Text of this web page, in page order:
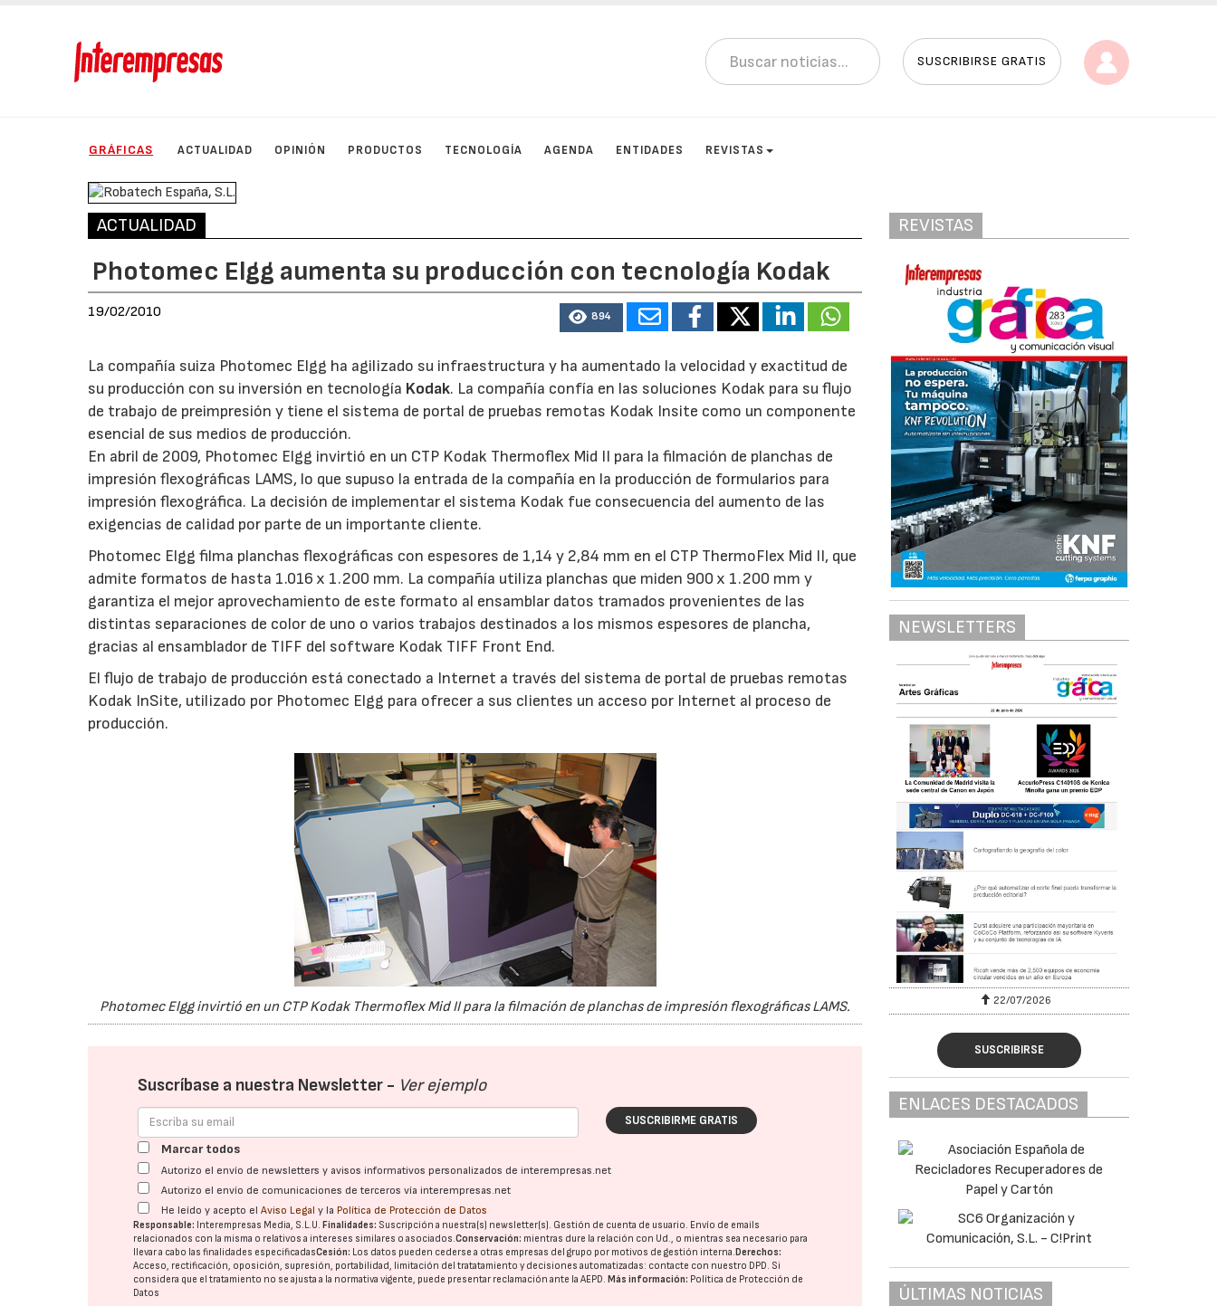
SUSCRIBIRSE GRATIS
GRÁFICAS ACTUALIDAD OPINIÓN PRODUCTOS TECNOLOGÍA AGENDA ENTIDADES REVISTAS
ACTUALIDAD
Photomec Elgg aumenta su producción con tecnología Kodak
19/02/2010 894
La compañía suiza Photomec Elgg ha agilizado su infraestructura y ha aumentado la velocidad y exactitud de
su producción con su inversión en tecnología Kodak. La compañía confía en las soluciones Kodak para su flujo
de trabajo de preimpresión y tiene el sistema de portal de pruebas remotas Kodak Insite como un componente
esencial de sus medios de producción.
En abril de 2009, Photomec Elgg invirtió en un CTP Kodak Thermoflex Mid II para la filmación de planchas de
impresión flexográficas LAMS, lo que supuso la entrada de la compañía en la producción de formularios para
impresión flexográfica. La decisión de implementar el sistema Kodak fue consecuencia del aumento de las
exigencias de calidad por parte de un importante cliente.
Photomec Elgg filma planchas flexográficas con espesores de 1,14 y 2,84 mm en el CTP ThermoFlex Mid II, que
admite formatos de hasta 1.016 x 1.200 mm. La compañía utiliza planchas que miden 900 x 1.200 mm y
garantiza el mejor aprovechamiento de este formato al ensamblar datos tramados provenientes de las
distintas separaciones de color de uno o varios trabajos destinados a los mismos espesores de plancha,
gracias al ensamblador de TIFF del software Kodak TIFF Front End.
El flujo de trabajo de producción está conectado a Internet a través del sistema de portal de pruebas remotas
Kodak InSite, utilizado por Photomec Elgg para ofrecer a sus clientes un acceso por Internet al proceso de
producción.
Photomec Elgg invirtió en un CTP Kodak Thermoflex Mid II para la filmación de planchas de impresión flexográficas LAMS.
Suscríbase a nuestra Newsletter - Ver ejemplo
SUSCRIBIRME GRATIS
Marcar todos
Autorizo el envío de newsletters y avisos informativos personalizados de interempresas.net
Autorizo el envío de comunicaciones de terceros vía interempresas.net
He leído y acepto elAviso Legal y la Política de Protección de Datos
Responsable: Interempresas Media, S.L.U.Finalidades: Suscripción a nuestra(s) newsletter(s). Gestión de cuenta de usuario. Envío de emails
relacionados con la misma o relativos a intereses similares o asociados.Conservación: mientras dure la relación con Ud., o mientras sea necesario para
llevar a cabo las finalidades especificadasCesión: Los datos pueden cederse a otras empresas del grupo por motivos de gestión interna.Derechos:
Acceso, rectificación, oposición, supresión, portabilidad, limitación del tratatamiento y decisiones automatizadas: contacte con nuestro DPD. Si
considera que el tratamiento no se ajusta a la normativa vigente, puede presentar reclamación ante laAEPD.Más información: Política de Protección de
Datos
REVISTAS
NEWSLETTERS
22/07/2026 29/07/2026 22/07/2026
SUSCRIBIRSE
ENLACES DESTACADOS
ÚLTIMAS NOTICIAS